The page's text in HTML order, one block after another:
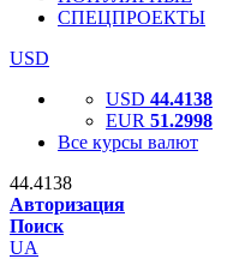
СПЕЦПРОЕКТЫ
USD
USD 44.4138
EUR 51.2998
Все курсы валют
44.4138
Авторизация
Поиск
UA